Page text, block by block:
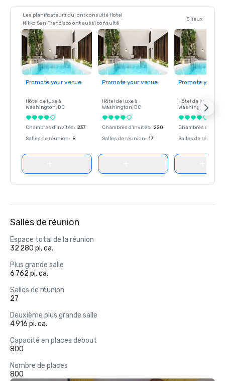
Les planificateurs qui ont consulté Hotel
Nikko San Francisco ont aussi consulté
5 lieux
Promote your venue
Hôtel de luxe à
Washington, DC
Chambres d'invités: 237
Salles de réunion: 8
Promote your venue
Hôtel de luxe à
Washington, DC
Chambres d'invités: 220
Salles de réunion: 17
Promote your
Hôtel de luxe à
Washington
Chambres
Salles de réunion
Salles de réunion
Espace total de la réunion
32 280 pi. ca.
Plus grande salle
6 762 pi. ca.
Salles de réunion
27
Deuxième plus grande salle
4 916 pi. ca.
Capacité en places debout
800
Nombre de places
800